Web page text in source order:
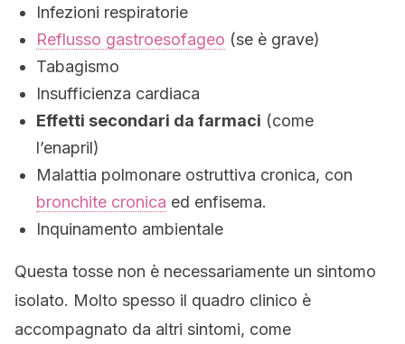
Infezioni respiratorie
Reflusso gastroesofageo (se è grave)
Tabagismo
Insufficienza cardiaca
Effetti secondari da farmaci (come
l’enapril)
Malattia polmonare ostruttiva cronica, con
bronchite cronica ed enfisema.
Inquinamento ambientale
Questa tosse non è necessariamente un sintomo
isolato. Molto spesso il quadro clinico è
accompagnato da altri sintomi, come